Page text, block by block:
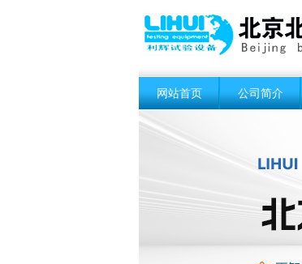
网站首页 公司简介